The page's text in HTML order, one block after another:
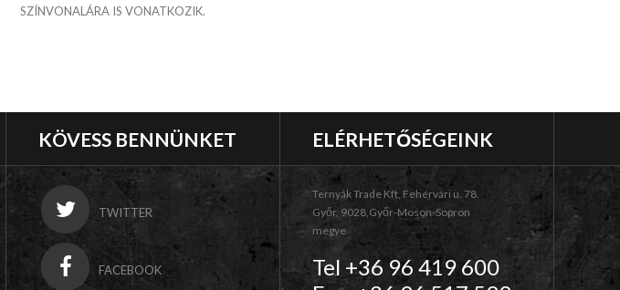
SZÍNVONALÁRA IS VONATKOZIK.
KÖVESS BENNÜNKET
TWITTER
FACEBOOK
ELÉRHETŐSÉGEINK
Ternyák Trade Kft, Fehérvári u. 78.
Győr, 9028,Győr-Moson-Sopron
megye
Tel +36 96 419 600